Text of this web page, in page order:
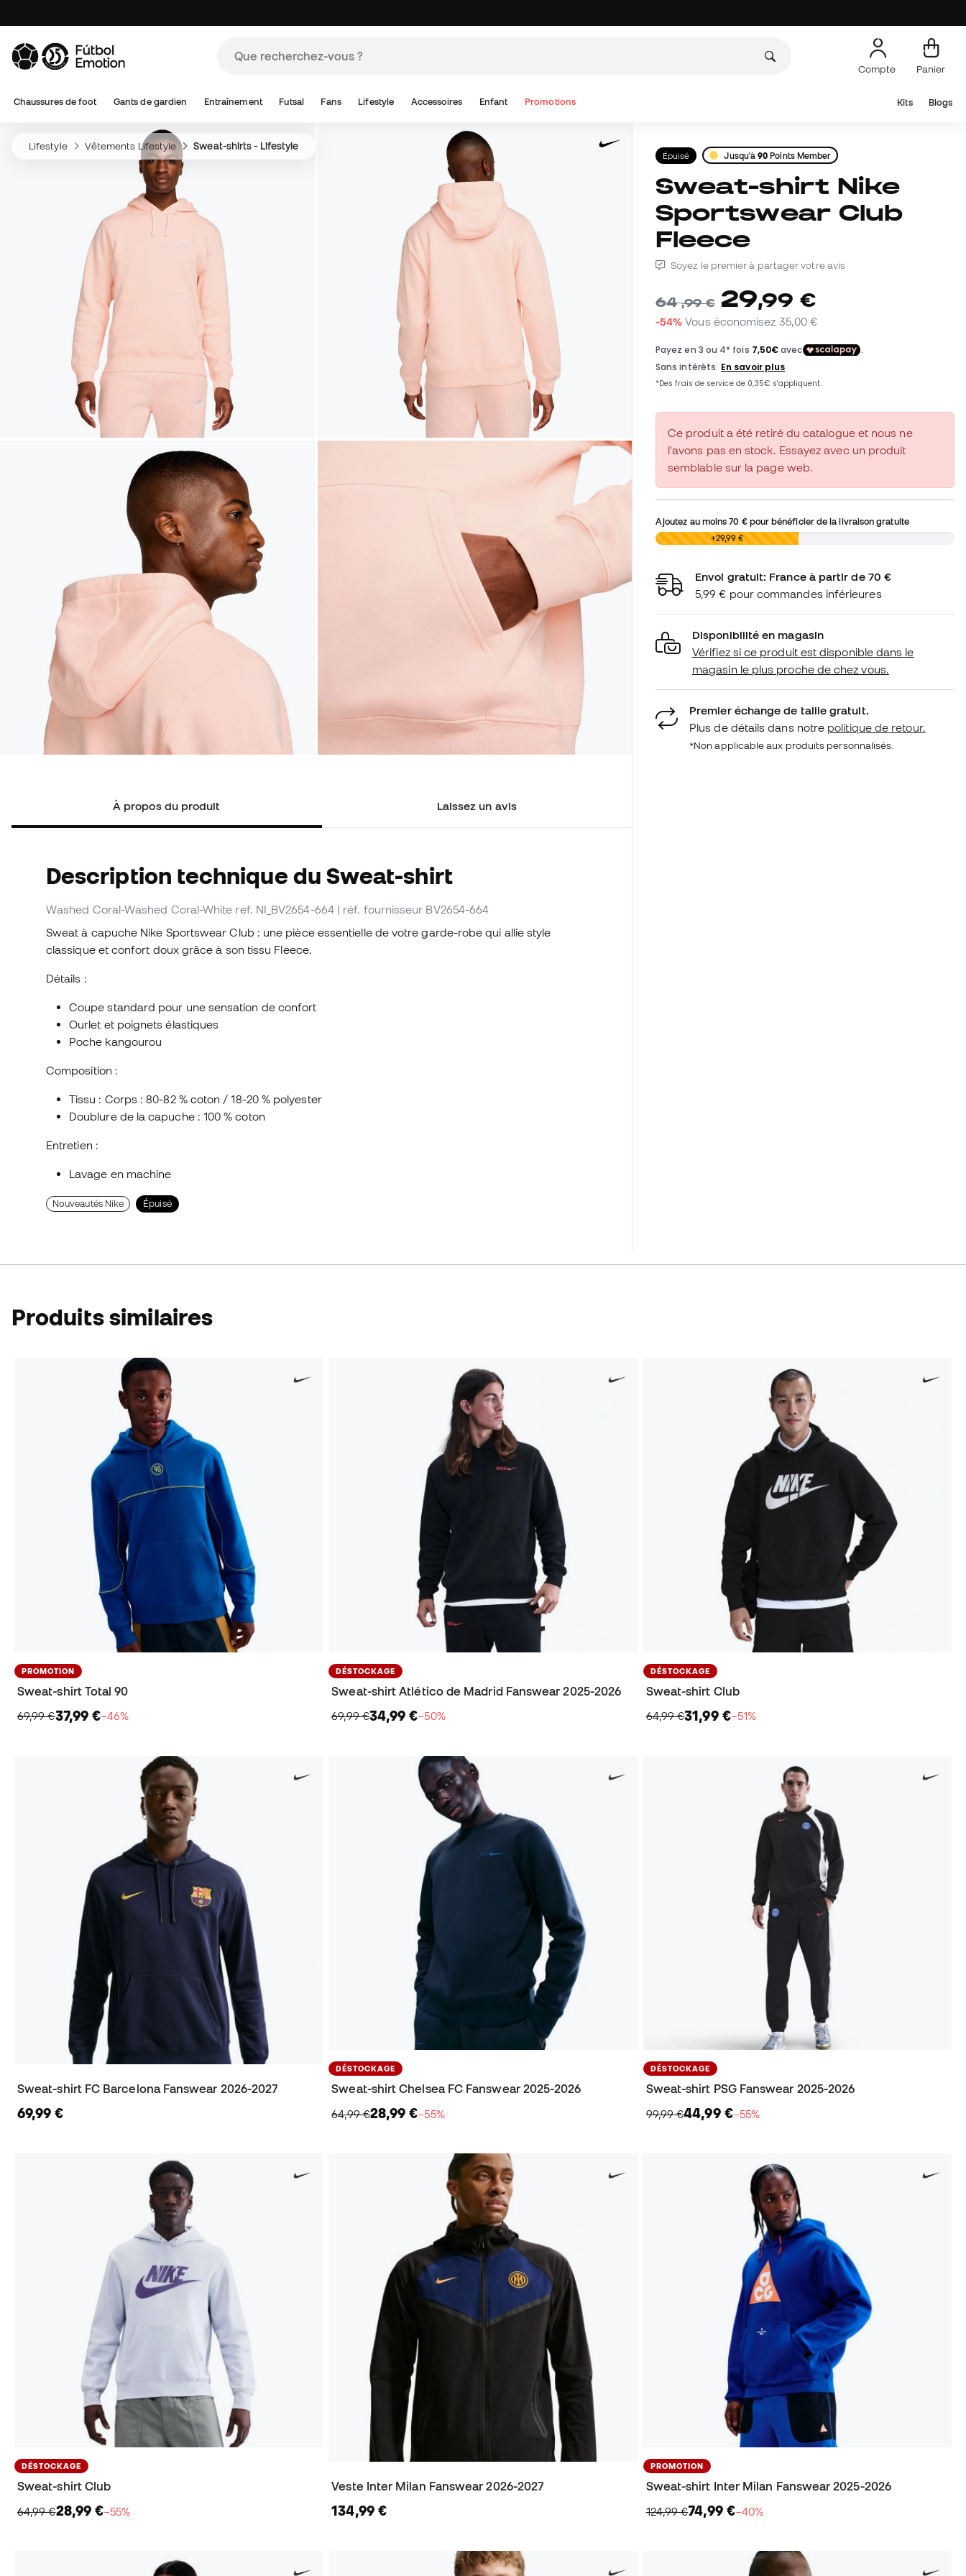
Compte Panier
Chaussures de foot Gants de gardien Entraînement Futsal Fans Lifestyle Accessoires Enfant Promotions Kits Blogs
Lifestyle Vêtements Lifestyle Sweat-shirts - Lifestyle
À propos du produit Laissez un avis
Description technique du Sweat-shirt
Washed Coral-Washed Coral-White ref. NI_BV2654-664 | réf. fournisseur BV2654-664
Sweat à capuche Nike Sportswear Club : une pièce essentielle de votre garde-robe qui allie style
classique et confort doux grâce à son tissu Fleece.
Détails :
Coupe standard pour une sensation de confort
Ourlet et poignets élastiques
Poche kangourou
Composition :
Tissu : Corps : 80-82 % coton / 18-20 % polyester
Doublure de la capuche : 100 % coton
Entretien :
Lavage en machine
Nouveautés Nike Épuisé
Épuisé Jusqu'à90 Points Member
Sweat-shirt Nike
Sportswear Club
Fleece
Soyez le premier à partager votre avis
64,99 € 29,99 €
-54% Vous économisez 35,00 €
Ce produit a été retiré du catalogue et nous ne
l'avons pas en stock. Essayez avec un produit
semblable sur la page web.
Ajoutez au moins70 €pour bénéficier de la livraison gratuite
0,00 € +29,99 €
Envoi gratuit: France à partir de 70 €
5,99 € pour commandes inférieures
Disponibilité en magasin
Vérifiez si ce produit est disponible dans le
magasin le plus proche de chez vous.
Premier échange de taille gratuit.
Plus de détails dans notre politique de retour.
*Non applicable aux produits personnalisés.
Produits similaires
PROMOTION
Sweat-shirt Total 90
69,99 €37,99 €−46%
DÉSTOCKAGE
Sweat-shirt Atlético de Madrid Fanswear 2025-2026
69,99 €34,99 €−50%
DÉSTOCKAGE
Sweat-shirt Club
64,99 €31,99 €−51%
Sweat-shirt FC Barcelona Fanswear 2026-2027
69,99 €
DÉSTOCKAGE
Sweat-shirt Chelsea FC Fanswear 2025-2026
64,99 €28,99 €−55%
DÉSTOCKAGE
Sweat-shirt PSG Fanswear 2025-2026
99,99 €44,99 €−55%
DÉSTOCKAGE
Sweat-shirt Club
64,99 €28,99 €−55%
Veste Inter Milan Fanswear 2026-2027
134,99 €
PROMOTION
Sweat-shirt Inter Milan Fanswear 2025-2026
124,99 €74,99 €−40%